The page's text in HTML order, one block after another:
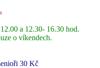
a 12.30- 16.30 hod.
o víkendech.
30 Kč